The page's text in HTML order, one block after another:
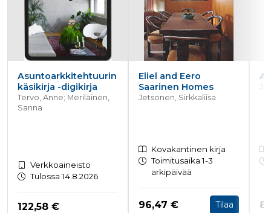
Asuntoarkkitehtuurin
käsikirja -digikirja
Tervo, Anne; Meriläinen,
Sanna
Verkkoaineisto
Tulossa 14.8.2026
Hinta nyt
122,58 €
Eliel and Eero
Saarinen Homes
Jetsonen, Sirkkaliisa
Kovakantinen kirja
Toimitusaika 1-3
arkipäivää
Hinta nyt
96,47 € Tilaa